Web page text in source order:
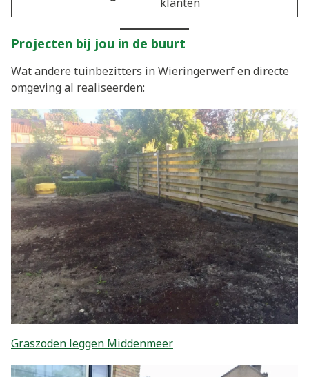
Projecten bij jou in de buurt
Wat andere tuinbezitters in Wieringerwerf en directe
omgeving al realiseerden:
Graszoden leggen Middenmeer